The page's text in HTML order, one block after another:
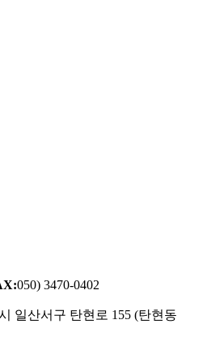
050) 3470-0402
일산서구 탄현로 155 (탄현동